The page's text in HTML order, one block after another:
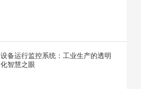
设备运行监控系统：工业生产的透明
化智慧之眼